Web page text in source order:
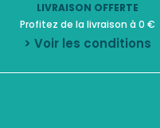
LIVRAISON OFFERTE
Profitez de la livraison à 0 €
> Voir les conditions